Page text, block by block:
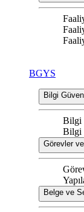
BGYS
Bilgi
Bilgi
Bilgi
Görevler
Belge ve